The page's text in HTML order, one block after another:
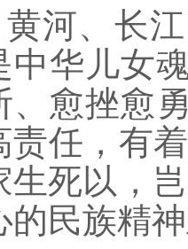
黄河、长
中华儿女
、愈挫愈
责任，有
生死以，
的民族精